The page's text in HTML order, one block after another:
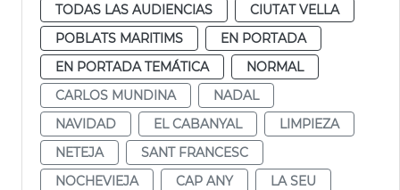
TODAS LAS AUDIENCIAS
CIUTAT VELLA
POBLATS MARITIMS
EN PORTADA
EN PORTADA TEMÁTICA
NORMAL
CARLOS MUNDINA
NADAL
NAVIDAD
EL CABANYAL
LIMPIEZA
NETEJA
SANT FRANCESC
NOCHEVIEJA
CAP ANY LA SEU